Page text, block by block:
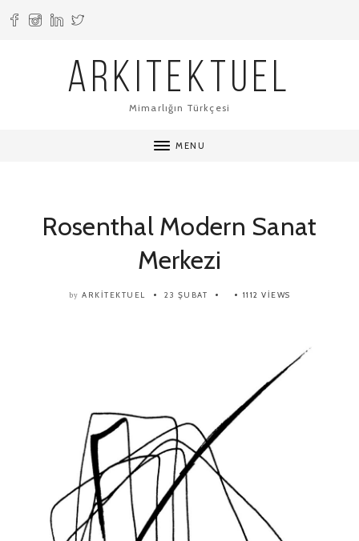
ARKITEKTUEL
Mimarlığın Türkçesi
MENU
Rosenthal Modern Sanat
Merkezi
by ARKITEKTUEL 23 ŞUBAT 1112 VIEWS